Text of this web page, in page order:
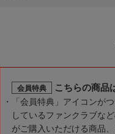
会員特典 こちらの商品
「会員特典」アイコンが
しているファンクラブな
がご購入いただける商品